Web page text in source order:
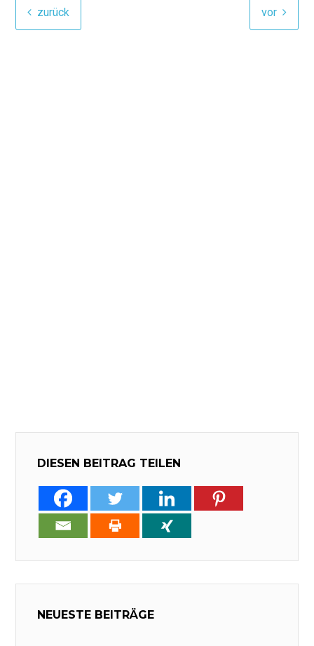
zurück vor
DIESEN BEITRAG TEILEN
NEUESTE BEITRÄGE